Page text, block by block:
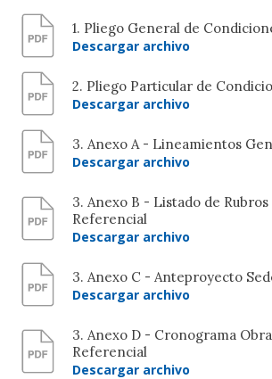
1. Pliego General de
Descargar archivo
2. Pliego Particular de
Descargar archivo
3. Anexo A - Lineamientos
Descargar archivo
3. Anexo B - Listado de
Referencial
Descargar archivo
3. Anexo C - Anteproyecto
Descargar archivo
3. Anexo D - Cronograma
Referencial
Descargar archivo